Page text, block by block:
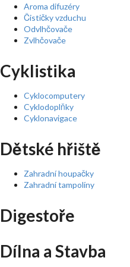
Aroma difuzéry
Čističky vzduchu
Odvlhčovače
Zvlhčovače
Cyklistika
Cyklocomputery
Cyklodoplňky
Cyklonavigace
Dětské hřiště
Zahradní houpačky
Zahradní tampolíny
Digestoře
Dílna a Stavba